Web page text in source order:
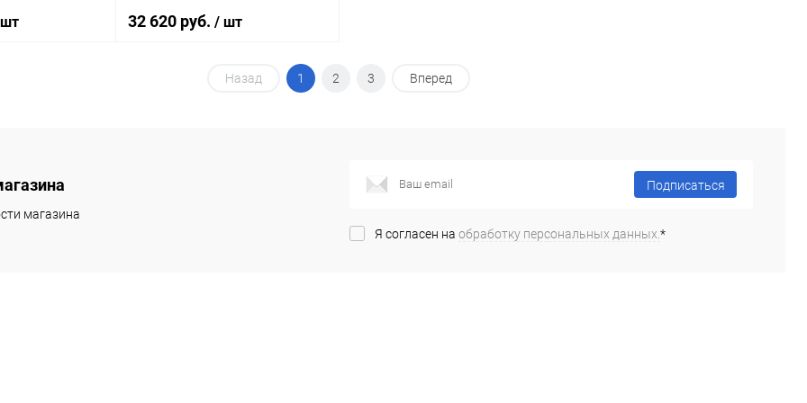
32 620 руб. / шт
Назад 1 2 3 Вперед
магазина
Подписаться
Я согласен на обработку персональных данных. *